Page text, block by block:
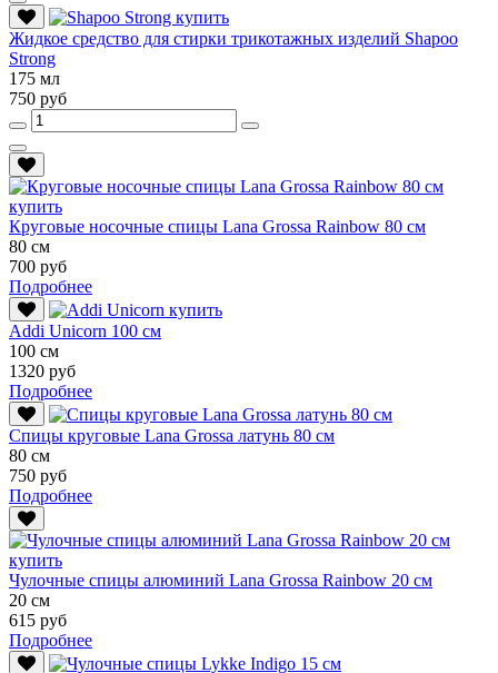
Жидкое средство для стирки трикотажных изделий Shapoo
Strong
175 мл
750 руб
Круговые носочные спицы Lana Grossa Rainbow 80 см
80 см
700 руб
Подробнее
Addi Unicorn 100 см
100 см
1320 руб
Подробнее
Спицы круговые Lana Grossa латунь 80 см
80 см
750 руб
Подробнее
Чулочные спицы алюминий Lana Grossa Rainbow 20 см
20 см
615 руб
Подробнее